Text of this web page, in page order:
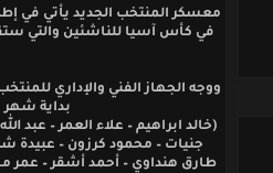
معسكر المنتخب الجديد يأتي في
في كأس آسيا للناشئين والتي
بداية شهر
(خالد ابراهيم – علاء العمر – عبد
جنيات – محمود كرزون – عبيدة
طارق هنداوي – أحمد أشقر – عمر